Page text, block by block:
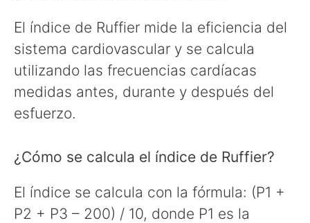
El índice de Ruffier mide la eficiencia del
sistema cardiovascular y se calcula
utilizando las frecuencias cardíacas
medidas antes, durante y después del
esfuerzo.
¿Cómo se calcula el índice de Ruffier?
El índice se calcula con la fórmula: (P1 +
P2 + P3 – 200) / 10, donde P1 es la